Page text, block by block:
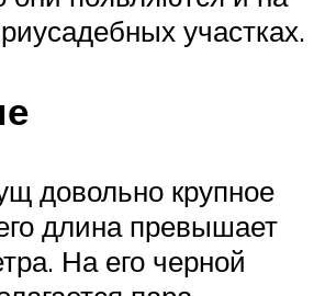
участках.
довольно крупное
длина превышает
На его черной